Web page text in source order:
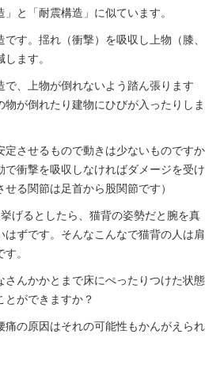
と「耐震構造」に似ています。
す。揺れ（衝撃）を吸収し上物（膝、
ます。
、上物が倒れないよう踏ん張ります
が倒れたり建物にひびが入ったりしま
させるもので動きは少ないものですか
で衝撃を吸収しなければダメージを受け
る関節は足首から股関節です）
げるとしたら、猫背の姿勢だと腕を真
ずです。そんなこんなで猫背の人は肩
。
んかかとまで床にぺったりつけた状態
ができますか？
痛の原因はそれの可能性もかんがえられ